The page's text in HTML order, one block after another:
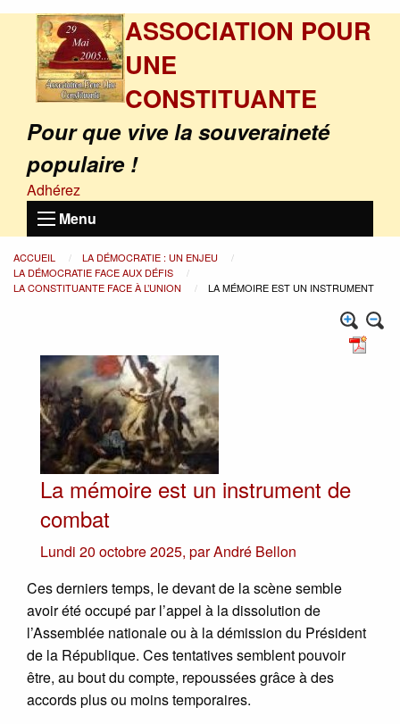
ASSOCIATION POUR
UNE
CONSTITUANTE
Pour que vive la souveraineté
populaire !
Adhérez
Menu
ACCUEIL
LA DÉMOCRATIE : UN ENJEU
LA DÉMOCRATIE FACE AUX DÉFIS
LA CONSTITUANTE FACE À L’UNION
LA MÉMOIRE EST UN INSTRUMENT
La mémoire est un instrument de
combat
Lundi 20 octobre 2025, parAndré Bellon
Ces derniers temps, le devant de la scène semble
avoir été occupé par l’appel à la dissolution de
l’Assemblée nationale ou à la démission du Président
de la République. Ces tentatives semblent pouvoir
être, au bout du compte, repoussées grâce à des
accords plus ou moins temporaires.